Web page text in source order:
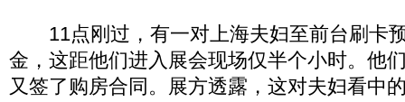
11点刚过，有一对上海夫妇至前台刷卡
金，这距他们进入展会现场仅半个小时。他
又签了购房合同。展方透露，这对夫妇看中